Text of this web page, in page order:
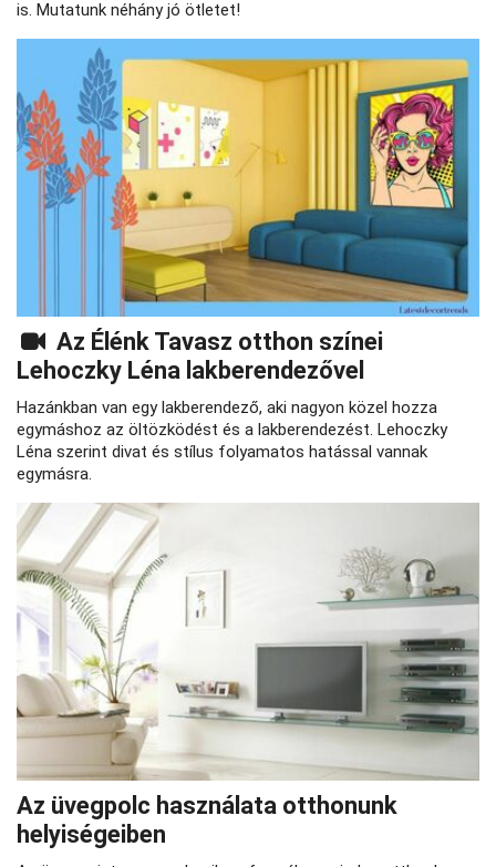
is. Mutatunk néhány jó ötletet!
Az Élénk Tavasz otthon színei
Lehoczky Léna lakberendezővel
Hazánkban van egy lakberendező, aki nagyon közel hozza
egymáshoz az öltözködést és a lakberendezést. Lehoczky
Léna szerint divat és stílus folyamatos hatással vannak
egymásra.
Az üvegpolc használata otthonunk
helyiségeiben